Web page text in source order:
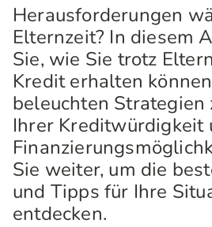
Herausforderungen
Elternzeit? In diesem
Sie, wie Sie trotz
Kredit erhalten
beleuchten Strategien
Ihrer Kreditwürdigkeit
Sie weiter, um die
und Tipps für Ihre
entdecken.